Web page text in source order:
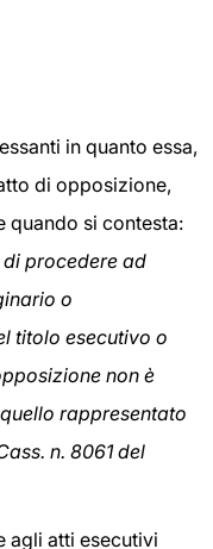
in quanto essa,
di opposizione,
quando si contesta:
procedere ad
o
titolo esecutivo o
non è
rappresentato
n. 8061 del
agli atti esecutivi